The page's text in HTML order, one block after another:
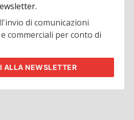
di comunicazioni
commerciali per conto di
ALLA NEWSLETTER